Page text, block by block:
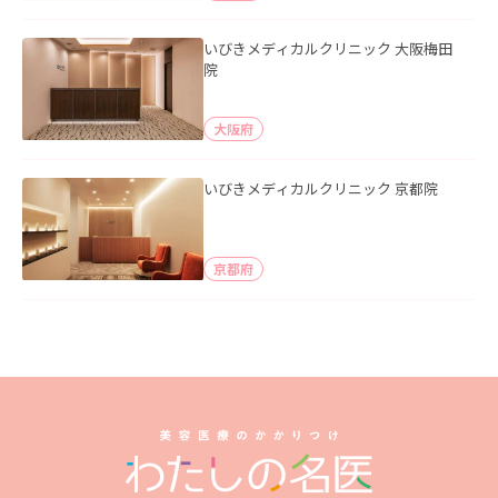
いびきメディカルクリニック 大阪梅田
院
大阪府
いびきメディカルクリニック 京都院
京都府